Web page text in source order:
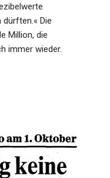
dürften.« Die
Million, die
immer wieder.